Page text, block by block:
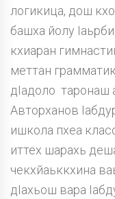
логикица, дош
башха йолу
кхиаран
меттан
дIадоло таронаш
Авторханов
ишкола пхеа
иттех шарахь
чекхйаьккхина
дIахьош вара